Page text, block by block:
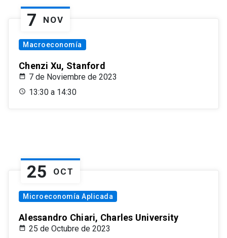
7 NOV
Macroeconomía
Chenzi Xu, Stanford
7 de Noviembre de 2023
13:30 a 14:30
25 OCT
Microeconomía Aplicada
Alessandro Chiari, Charles University
25 de Octubre de 2023